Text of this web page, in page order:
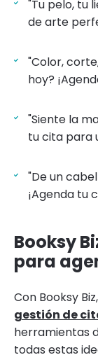
"Tu pelo, tu
de arte
"Color,
hoy?
"Siente la
tu cita para
"De un
¡Agenda tu
Booksy
para
Con Booksy
gestión de
herramientas
todas estas